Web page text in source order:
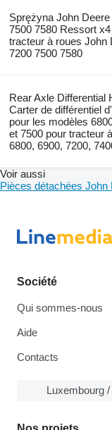
Sprężyna John
7500 7580 Ressort
tracteur à roues John
7200 7500 7580
Rear Axle Differential
Carter de différentiel
pour les modèles
et 7500 pour tracteur
6800, 6900, 7200,
Voir aussi
Pièces détachées John
Société
Qui sommes-nous
Aide
Contacts
Luxembourg